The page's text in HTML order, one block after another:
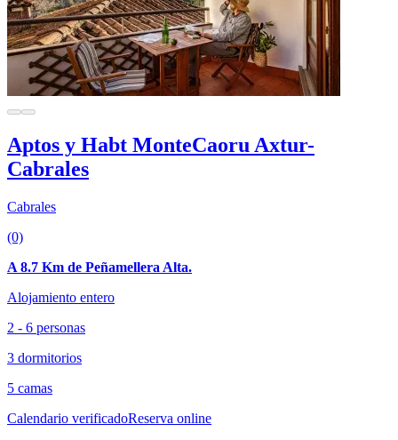
Aptos y Habt MonteCaoru Axtur-
Cabrales
Cabrales
(0)
A 8.7 Km de Peñamellera Alta.
Alojamiento entero
2 - 6 personas
3 dormitorios
5 camas
Calendario verificadoReserva online